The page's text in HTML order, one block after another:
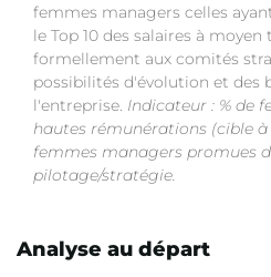
femmes managers celles
le Top 10 des salaires à
formellement aux comités
possibilités d'évolution et des
l'entreprise. Indicateur : % de
hautes rémunérations (cible à
femmes managers promues
pilotage/stratégie.
Analyse au départ